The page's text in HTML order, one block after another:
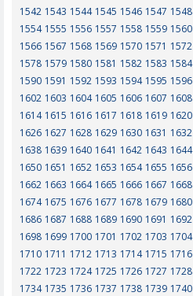
1542 1543 1544 1545 1546 1547 1548
1554 1555 1556 1557 1558 1559 1560
1566 1567 1568 1569 1570 1571 1572
1578 1579 1580 1581 1582 1583 1584
1590 1591 1592 1593 1594 1595 1596
1602 1603 1604 1605 1606 1607 1608
1614 1615 1616 1617 1618 1619 1620
1626 1627 1628 1629 1630 1631 1632
1638 1639 1640 1641 1642 1643 1644
1650 1651 1652 1653 1654 1655 1656
1662 1663 1664 1665 1666 1667 1668
1674 1675 1676 1677 1678 1679 1680
1686 1687 1688 1689 1690 1691 1692
1698 1699 1700 1701 1702 1703 1704
1710 1711 1712 1713 1714 1715 1716
1722 1723 1724 1725 1726 1727 1728
1734 1735 1736 1737 1738 1739 1740